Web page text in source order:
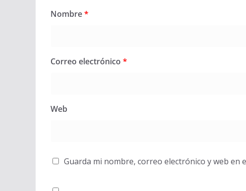
Nombre*
Correo electrónico *
Web
Guarda mi nombre, correo electrónico y web en